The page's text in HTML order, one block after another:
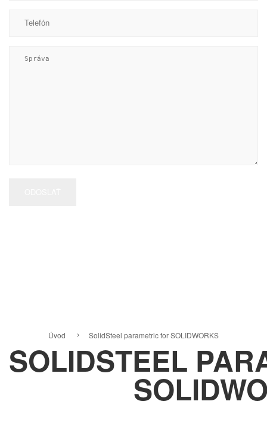
Úvod SolidSteel parametric for SOLIDWORKS
SOLIDSTEEL